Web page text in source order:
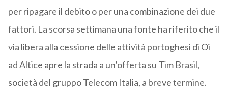
per ripagare il debito o per una combinazione dei due
fattori. La scorsa settimana una fonte ha riferito che il
via libera alla cessione delle attività portoghesi di Oi
ad Altice apre la strada a un’offerta su Tim Brasil,
società del gruppo Telecom Italia, a breve termine.